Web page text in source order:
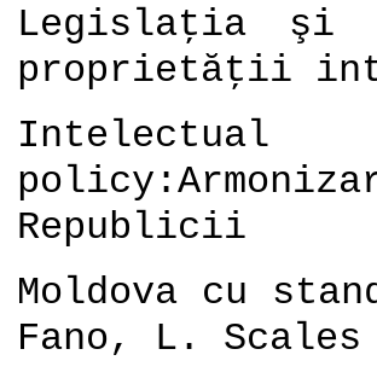
Legislaţia şi
proprietăţii
Intelectual
Republicii
Moldova cu
Fano, L.